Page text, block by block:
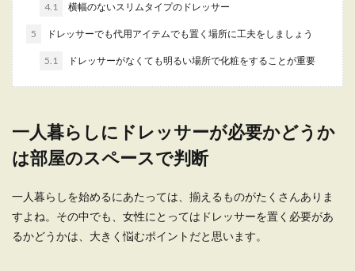
安くて使いやすいものを選びがちです。 しか
一人暮らしの部屋を模様替えしたいけ
ど、ワンルームでも可能か
一人暮らしをしている人の中で、ふと思い立つこ
とがあるのが、「模様替えしたい」という思いで
す。...
4.1 横幅のないスリムタイプのドレッサー
5 ドレッサーでも代用アイテムでも置く場所に工夫をしましょう
5.1 ドレッサーがなくても明るい場所で化粧をすることが重要
一人暮らしにドレッサーが必要かどうか
は部屋のスペースで判断
一人暮らしを始めるにあたっては、揃えるものがたくさんありま
すよね。その中でも、女性にとってはドレッサーを置く必要があ
るかどうかは、大きく悩むポイントだと思います。